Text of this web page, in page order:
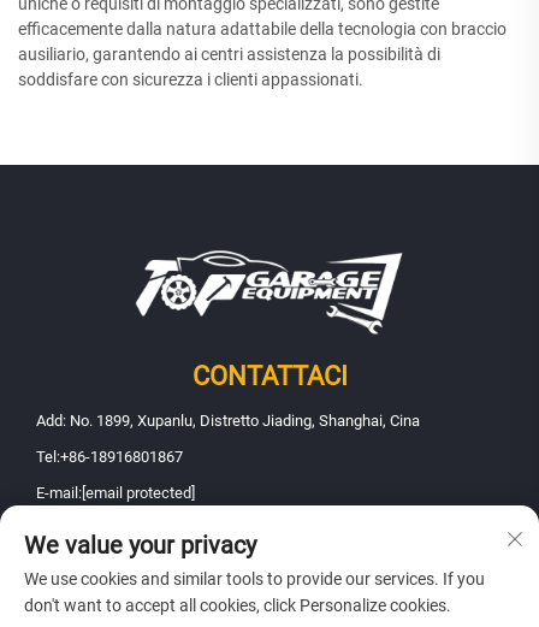
efficacemente dalla natura adattabile della tecnologia con braccio
ausiliario, garantendo ai centri assistenza la possibilità di
soddisfare con sicurezza i clienti appassionati.
CONTATTACI
Add: No. 1899, Xupanlu, Distretto Jiading, Shanghai, Cina
Tel:+86-18916801867
E-mail: [email protected]
Diritti d'autore © 2025 Shanghai Fanbao Automobile Maintenance
Equipment Co., Ltd.. Tutti i diritti riservati -Informativa sulla privacy
We value your privacy
We use cookies and similar tools to provide our services. If you
don't want to accept all cookies, click Personalize cookies.